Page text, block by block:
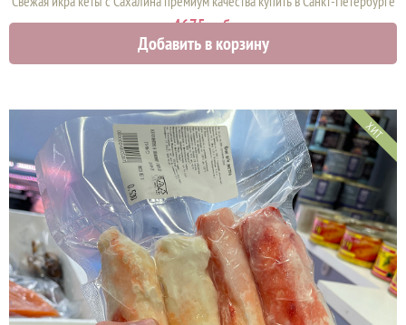
4675 руб.
Добавить в корзину
ХИТ